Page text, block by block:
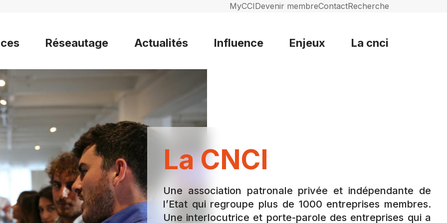
MyCCIDevenir membreContactRecherche
Réseautage Actualités Influence Enjeux La cnci
La CNCI
Une association patronale privée et indépendante de
l’Etat qui regroupe plus de 1000 entreprises membres.
Une interlocutrice et porte-parole des entreprises qui a